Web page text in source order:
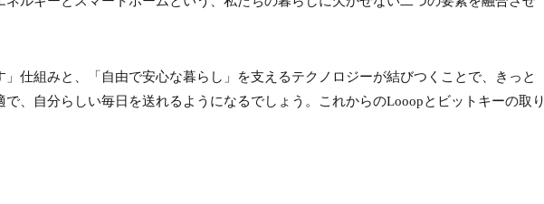
」仕組みと、「自由で安心な暮らし」を支えるテクノロジーが結びつくことで、きっと
、自分らしい毎日を送れるようになるでしょう。これからのLooopとビットキーの取り